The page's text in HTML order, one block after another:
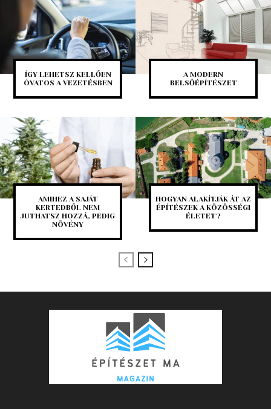
ÍGY LEHETSZ KELLŐEN
ÓVATOS A VEZETÉSBEN
A MODERN
BELSŐÉPÍTÉSZET
AMIHEZ A SAJÁT
KERTEDBŐL NEM
JUTHATSZ HOZZÁ, PEDIG
NÖVÉNY
HOGYAN ALAKÍTJÁK ÁT AZ
ÉPÍTÉSZEK A KÖZÖSSÉGI
ÉLETET?